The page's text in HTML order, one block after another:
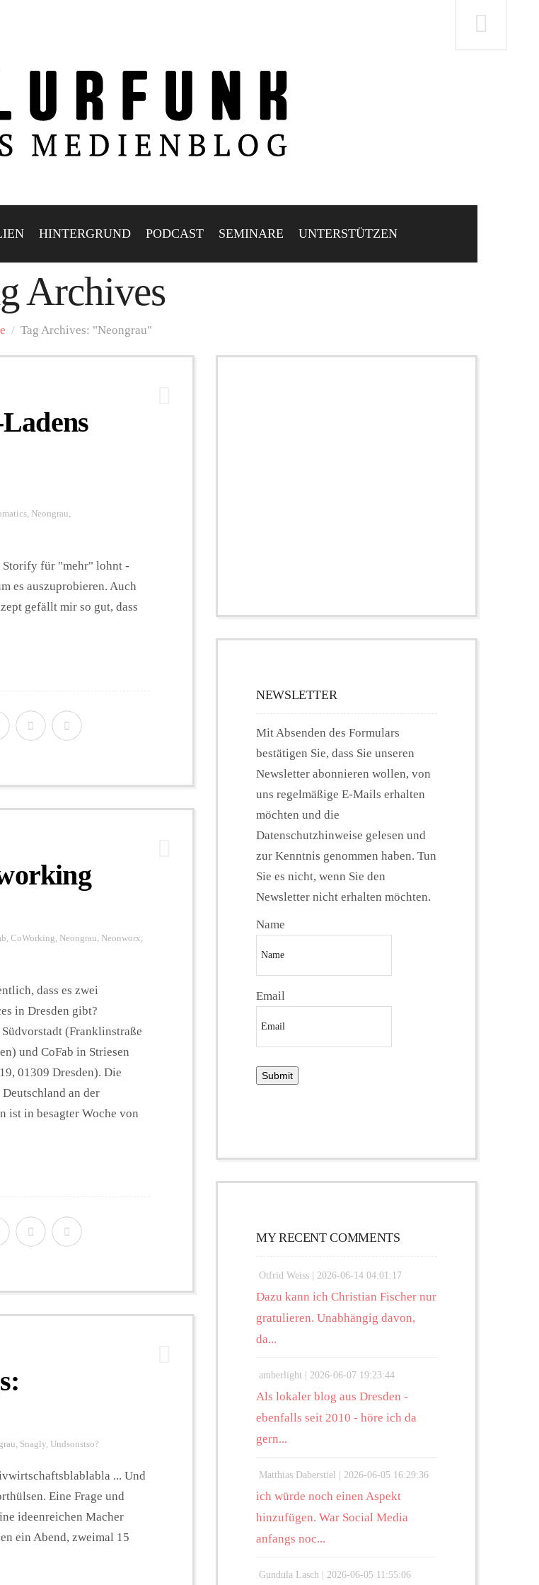
HINTERGRUND PODCAST SEMINARE UNTERSTÜTZEN
Archives
/ Tag Archives: "Neongrau"
, Neongrau,
Storify für "mehr" lohnt -
es auszuprobieren. Auch
gefällt mir so gut, dass
CoWorking Neongrau Neonworx
dass es zwei
in Dresden gibt?
(Franklinstraße
und CoFab in Striesen
01309 Dresden). Die
an der
ist in besagter Woche von
, Snagly, Undsonstso?
... Und
Eine Frage und
ideenreichen Macher
ein Abend, zweimal 15
NEWSLETTER
Mit Absenden des Formulars
bestätigen Sie, dass Sie unseren
Newsletter abonnieren wollen, von
uns regelmäßige E-Mails erhalten
möchten und die
Datenschutzhinweise gelesen und
zur Kenntnis genommen haben. Tun
Sie es nicht, wenn Sie den
Newsletter nicht erhalten möchten.
Name
Email
MY RECENT COMMENTS
Otfrid Weiss | 2026-06-14 04:01:17
Dazu kann ich Christian Fischer nur
gratulieren. Unabhängig davon,
da...
amberlight | 2026-06-07 19:23:44
Als lokaler blog aus Dresden -
ebenfalls seit 2010 - höre ich da
gern...
Matthias Daberstiel | 2026-06-05 16:29:36
ich würde noch einen Aspekt
hinzufügen. War Social Media
anfangs noc...
Gundula Lasch | 2026-06-05 11:55:06